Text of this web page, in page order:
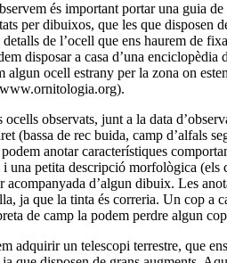
és important portar una guia
per dibuixos, que les que disposen
de l’ocell que ens haurem de
disposar a casa d’una enciclopèdia
ocell estrany per la zona on
observats, junt a la data
(bassa de rec buida, camp d’alfals
anotar característiques
petita descripció morfològica (els
acompanyada d’algun dibuix. Les
ja que la tinta és correria. Un cop a
de camp la podem perdre algun
adquirir un telescopi terrestre, que